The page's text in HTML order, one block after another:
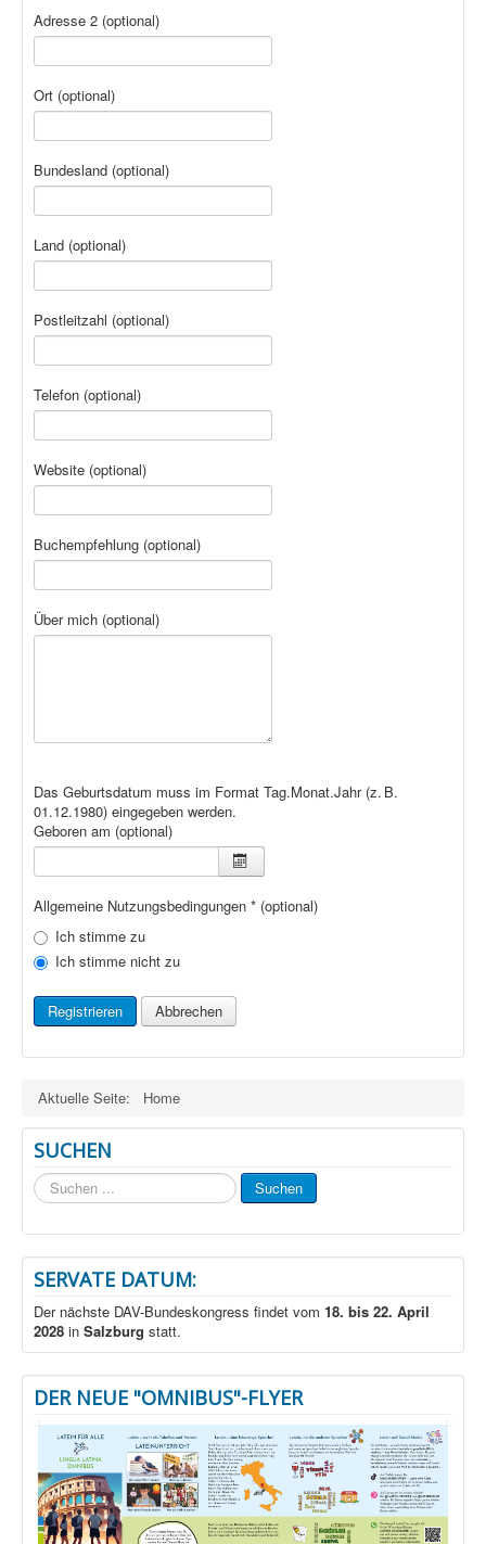
Adresse 2 (optional)
Ort (optional)
Bundesland (optional)
Land (optional)
Postleitzahl (optional)
Telefon (optional)
Website (optional)
Buchempfehlung (optional)
Über mich (optional)
Das Geburtsdatum muss im Format Tag.Monat.Jahr (z. B.
01.12.1980) eingegeben werden.
Geboren am (optional)
Allgemeine Nutzungsbedingungen * (optional)
Ich stimme zu
Ich stimme nicht zu
Registrieren Abbrechen
Aktuelle Seite: Home
SUCHEN
Suchen
...
Suchen
SERVATE DATUM:
Der nächste DAV-Bundeskongress findet vom 18. bis 22. April
2028 in Salzburg statt.
DER NEUE "OMNIBUS"-FLYER